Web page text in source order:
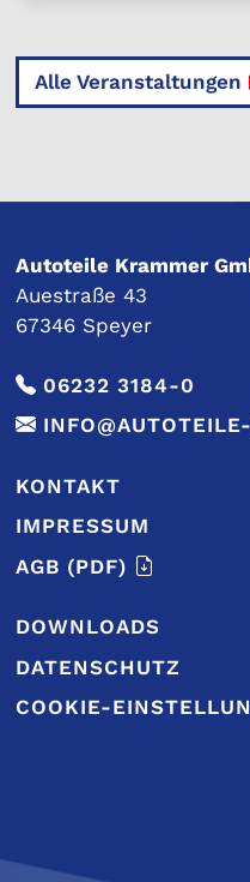
Alle Veranstaltungen
Autoteile Krammer
Auestraße 43
67346 Speyer
06232 3184-0
KONTAKT
IMPRESSUM
AGB (PDF)
DOWNLOADS
DATENSCHUTZ
COOKIE-